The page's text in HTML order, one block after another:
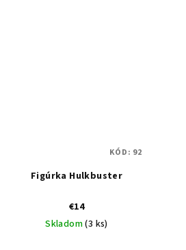
Figúrka Hulkbuster
€14
Skladom(3 ks)
KÓD: 92